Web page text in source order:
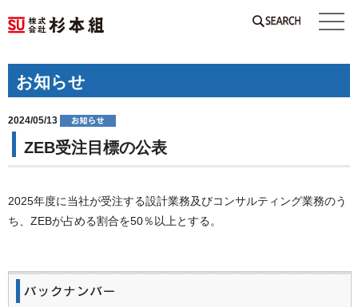
SEARCH
お知らせ
2024/05/13
ZEB受注目標の公表
2025年度に当社が受注する設計業務及びコンサルティング業務のう
ち、ZEBが占める割合を50％以上とする。